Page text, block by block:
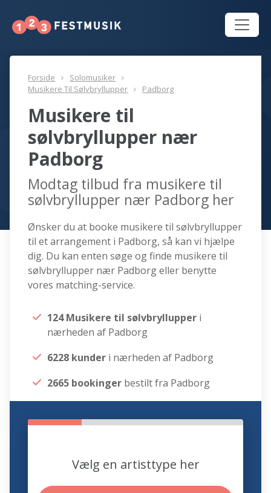
Forside
Solomusiker
Musikere Til Sølvbryllupper
Padborg
Musikere til
sølvbryllupper nær
Padborg
Modtag tilbud fra musikere til
sølvbryllupper nær Padborg her
Ønsker du at booke musikere til sølvbryllupper
til et arrangement i Padborg, så kan vi hjælpe
dig. Du kan enten søge og finde musikere til
sølvbryllupper nær Padborg eller benytte
vores matching-service.
124 Musikere til sølvbryllupper i
nærheden af Padborg
6228 kunder i nærheden af Padborg
2665 bookinger bestilt fra Padborg
Vælg en artisttype her